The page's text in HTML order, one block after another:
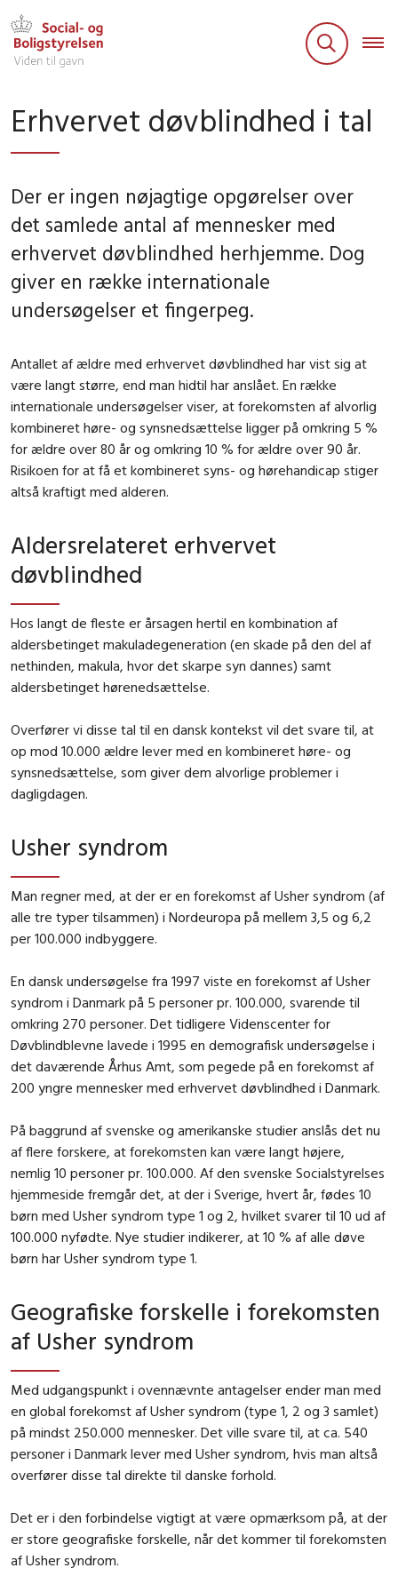
Erhvervet døvblindhed i tal
Der er ingen nøjagtige opgørelser over
det samlede antal af mennesker med
erhvervet døvblindhed herhjemme. Dog
giver en række internationale
undersøgelser et fingerpeg.
Antallet af ældre med erhvervet døvblindhed har vist sig at
være langt større, end man hidtil har anslået. En række
internationale undersøgelser viser, at forekomsten af alvorlig
kombineret høre- og synsnedsættelse ligger på omkring 5 %
for ældre over 80 år og omkring 10 % for ældre over 90 år.
Risikoen for at få et kombineret syns- og hørehandicap stiger
altså kraftigt med alderen.
Aldersrelateret erhvervet
døvblindhed
Hos langt de fleste er årsagen hertil en kombination af
aldersbetinget makuladegeneration (en skade på den del af
nethinden, makula, hvor det skarpe syn dannes) samt
aldersbetinget hørenedsættelse.
Overfører vi disse tal til en dansk kontekst vil det svare til, at
op mod 10.000 ældre lever med en kombineret høre- og
synsnedsættelse, som giver dem alvorlige problemer i
dagligdagen.
Usher syndrom
Man regner med, at der er en forekomst af Usher syndrom (af
alle tre typer tilsammen) i Nordeuropa på mellem 3,5 og 6,2
per 100.000 indbyggere.
En dansk undersøgelse fra 1997 viste en forekomst af Usher
syndrom i Danmark på 5 personer pr. 100.000, svarende til
omkring 270 personer. Det tidligere Videnscenter for
Døvblindblevne lavede i 1995 en demografisk undersøgelse i
det daværende Århus Amt, som pegede på en forekomst af
200 yngre mennesker med erhvervet døvblindhed i Danmark.
På baggrund af svenske og amerikanske studier anslås det nu
af flere forskere, at forekomsten kan være langt højere,
nemlig 10 personer pr. 100.000. Af den svenske Socialstyrelses
hjemmeside fremgår det, at der i Sverige, hvert år, fødes 10
børn med Usher syndrom type 1 og 2, hvilket svarer til 10 ud af
100.000 nyfødte. Nye studier indikerer, at 10 % af alle døve
børn har Usher syndrom type 1.
Geografiske forskelle i forekomsten
af Usher syndrom
Med udgangspunkt i ovennævnte antagelser ender man med
en global forekomst af Usher syndrom (type 1, 2 og 3 samlet)
på mindst 250.000 mennesker. Det ville svare til, at ca. 540
personer i Danmark lever med Usher syndrom, hvis man altså
overfører disse tal direkte til danske forhold.
Det er i den forbindelse vigtigt at være opmærksom på, at der
er store geografiske forskelle, når det kommer til forekomsten
af Usher syndrom.